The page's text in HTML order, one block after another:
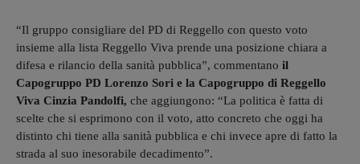
“Il gruppo consigliare del PD di Reggello con questo voto
insieme alla lista Reggello Viva prende una posizione chiara a
difesa e rilancio della sanità pubblica”, commentano il
Capogruppo PD Lorenzo Sori e la Capogruppo di Reggello
Viva Cinzia Pandolfi, che aggiungono: “La politica è fatta di
scelte che si esprimono con il voto, atto concreto che oggi ha
distinto chi tiene alla sanità pubblica e chi invece apre di fatto la
strada al suo inesorabile decadimento”.